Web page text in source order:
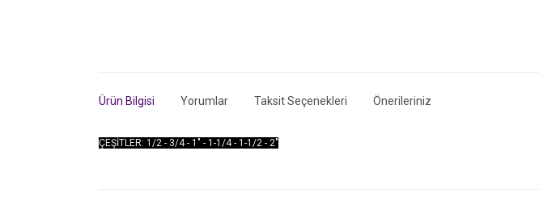
Ürün Bilgisi Yorumlar Taksit Seçenekleri Önerileriniz
ÇEŞİTLER: 1/2 - 3/4 - 1" - 1-1/4 - 1-1/2 - 2"